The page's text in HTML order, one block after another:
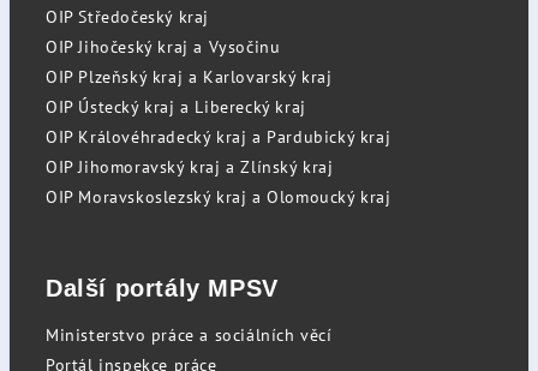
OIP Středočeský kraj
OIP Jihočeský kraj a Vysočinu
OIP Plzeňský kraj a Karlovarský kraj
OIP Ústecký kraj a Liberecký kraj
OIP Královéhradecký kraj a Pardubický kraj
OIP Jihomoravský kraj a Zlínský kraj
OIP Moravskoslezský kraj a Olomoucký kraj
Další portály MPSV
Ministerstvo práce a sociálních věcí
Portál inspekce práce